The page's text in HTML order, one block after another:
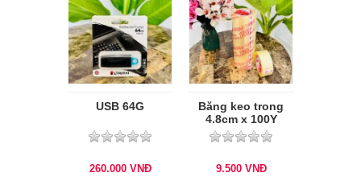
USB 64G
260.000 VNĐ
Băng keo trong
4.8cm x 100Y
9.500 VNĐ